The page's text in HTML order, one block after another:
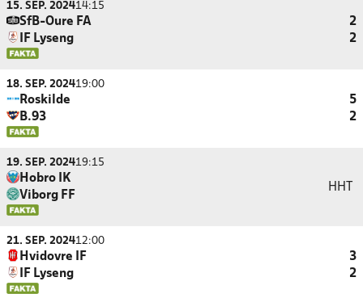
15. SEP. 202414:15
SfB-Oure FA
2
IF Lyseng
2
18. SEP. 202419:00
Roskilde
5
B.93
2
19. SEP. 202419:15
Hobro IK
Viborg FF
HHT
21. SEP. 202412:00
Hvidovre IF
3
IF Lyseng
2